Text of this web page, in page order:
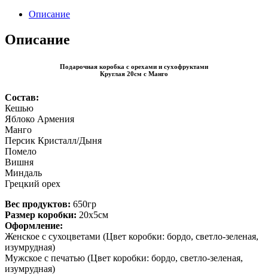
Описание
Описание
Подарочная коробка с орехами и сухофруктами
Круглая 20см с Манго
Состав:
Кешью
Яблоко Армения
Манго
Персик Кристалл/Дыня
Помело
Вишня
Миндаль
Грецкий орех
Вес продуктов: 650гр
Размер коробки: 20х5см
Оформление:
Женское с сухоцветами (Цвет коробки: бордо, светло-зеленая,
изумрудная)
Мужское с печатью (Цвет коробки: бордо, светло-зеленая,
изумрудная)